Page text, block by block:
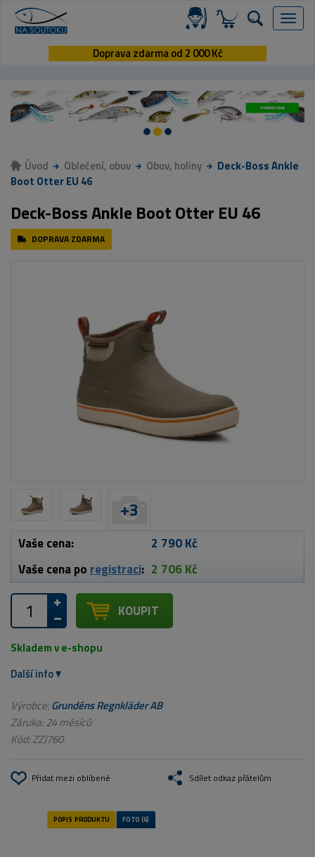
Menu
Doprava zdarma od 2 000 Kč
Úvod Oblečení, obuv Obuv, holiny
Deck-Boss Ankle
Boot Otter EU 46
Deck-Boss Ankle Boot Otter EU 46
DOPRAVA ZDARMA
+3
Vaše cena:
2 790 Kč
Vaše cena po registraci: 2 706 Kč
KOUPIT
Skladem v e-shopu
Další info
Výrobce:Grundéns Regnkläder AB
Záruka: 24 měsíců
Kód:ZZJ760
Přidat mezi oblíbené Sdílet odkaz přátelům